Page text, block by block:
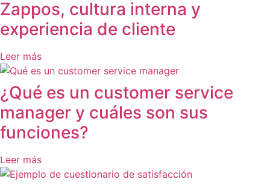
Zappos, cultura interna y
experiencia de cliente
Leer más
¿Qué es un customer service
manager y cuáles son sus
funciones?
Leer más